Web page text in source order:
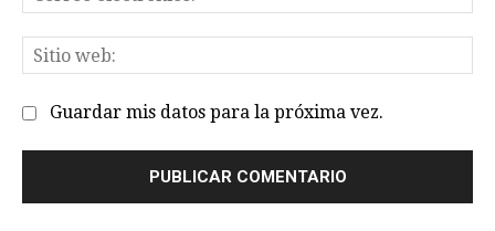
Guardar mis datos para la próxima vez.